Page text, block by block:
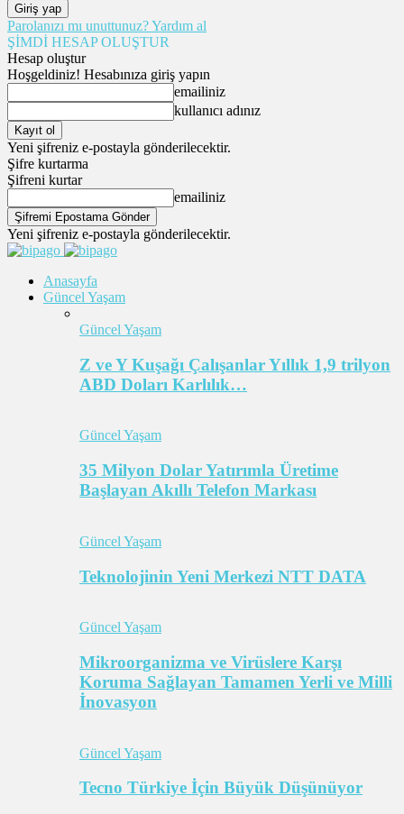
Parolanızı mı unuttunuz? Yardım al
ŞİMDİ HESAP OLUŞTUR
Hesap oluştur
Hoşgeldiniz! Hesabınıza giriş yapın
emailiniz
kullanıcı adınız
Yeni şifreniz e-postayla gönderilecektir.
Şifre kurtarma
Şifreni kurtar
emailiniz
Yeni şifreniz e-postayla gönderilecektir.
Anasayfa
Güncel Yaşam
Güncel Yaşam
Z ve Y Kuşağı Çalışanlar Yıllık 1,9 trilyon
ABD Doları Karlılık…
Güncel Yaşam
35 Milyon Dolar Yatırımla Üretime
Başlayan Akıllı Telefon Markası
Güncel Yaşam
Teknolojinin Yeni Merkezi NTT DATA
Güncel Yaşam
Mikroorganizma ve Virüslere Karşı
Koruma Sağlayan Tamamen Yerli ve Milli
İnovasyon
Güncel Yaşam
Tecno Türkiye İçin Büyük Düşünüyor